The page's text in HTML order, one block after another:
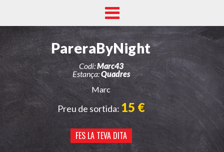
PareraByNight
Codi:Marc43
Estança:Quadres
Marc
Preu de sortida:15 €
FES LA TEVA DITA